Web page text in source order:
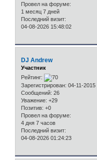
Провел на форуме:
1 месяц 7 дней
Последний визит:
04-08-2026 15:48:02
DJ Andrew
Участник
Рейтинг:
Зарегистрирован: 04-11-2015
Сообщений: 26
Уважение: +29
Позитив: +0
Провел на форуме:
4 дня 7 часов
Последний визит:
04-08-2026 01:24:23